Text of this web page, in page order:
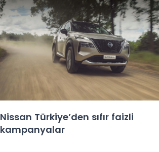
Nissan Türkiye’den sıfır faizli
kampanyalar